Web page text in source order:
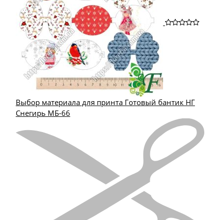
Выбор материала для принта Готовый бантик НГ
Снегирь МБ-66